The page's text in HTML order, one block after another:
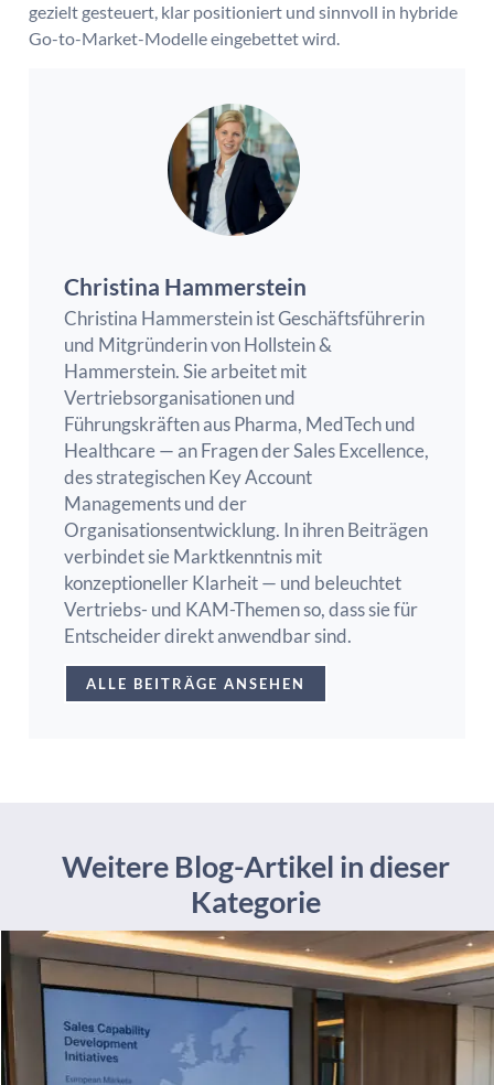
gezielt gesteuert, klar positioniert und sinnvoll in hybride
Go-to-Market-Modelle eingebettet wird.
Christina Hammerstein
Christina Hammerstein ist Geschäftsführerin
und Mitgründerin von Hollstein &
Hammerstein. Sie arbeitet mit
Vertriebsorganisationen und
Führungskräften aus Pharma, MedTech und
Healthcare — an Fragen der Sales Excellence,
des strategischen Key Account
Managements und der
Organisationsentwicklung. In ihren Beiträgen
verbindet sie Marktkenntnis mit
konzeptioneller Klarheit — und beleuchtet
Vertriebs- und KAM-Themen so, dass sie für
Entscheider direkt anwendbar sind.
ALLE BEITRÄGE ANSEHEN
Weitere Blog-Artikel in dieser
Kategorie